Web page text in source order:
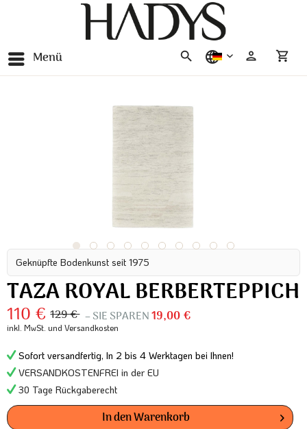
Menü deutsch
Geknüpfte Bodenkunst seit 1975
TAZA ROYAL BERBERTEPPICH
110 € 129 € – SIE SPAREN19,00 €
inkl. MwSt. und Versandkosten
Sofort versandfertig, In 2 bis 4 Werktagen bei Ihnen!
VERSANDKOSTENFREI in der EU
30 Tage Rückgaberecht
In denWarenkorb